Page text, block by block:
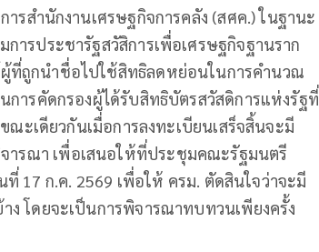
รสำนักงานเศรษฐกิจการคลัง (สศค.) ในฐานะ
ารประชารัฐสวัสิการเพื่อเศรษฐกิจฐานราก
ที่ถูกนำชื่อไปใช้สิทธิลดหย่อนในการคำนวณ
ารคัดกรองผู้ได้รับสิทธิบัตรสวัสดิการแห่งรัฐที่
ะเดียวกันเมื่อการลงทะเบียนเสร็จสิ้นจะมี
ารณา เพื่อเสนอให้ที่ประชุมคณะรัฐมนตรี
17 ก.ค. 2569 เพื่อให้ ครม. ตัดสินใจว่าจะมี
โดยจะเป็นการพิจารณาทบทวนเพียงครั้ง